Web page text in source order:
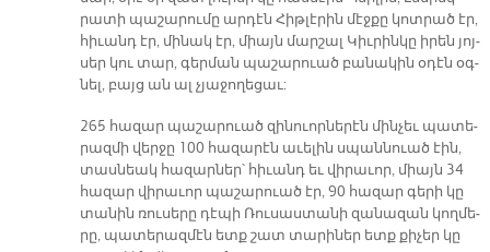
րա­տի պա­շա­րու­մը ար­դէն Հիթ­լէ­րին մէջ­քը կոտ­րած էր,
հի­ւանդ էր, մի­նակ էր, միայն մար­շալ Կիւ­րին­կը ի­րեն յոյ­
սեր կու տար, գեր­ման պա­շա­րուած բա­նա­կին օ­դէն օգ­
նել, բայց ան ալ չյա­ջո­ղե­ցաւ:
265 հա­զար պա­շա­րուած զի­նուոր­նե­րէն մին­չեւ պա­տե­
րազ­մի վեր­ջը 100 հա­զա­րէն ա­ւե­լին սպան­նուած էին,
տաս­նեակ հա­զար­ներ՝ հի­ւանդ եւ վի­րա­ւոր, միայն 34
հա­զար վի­րա­ւոր պա­շա­րուած էր, 90 հա­զար գե­րի կը
տա­նին ռու­սե­րը դէ­պի Ռու­սաս­տա­նի զա­նա­զան կող­մե­
րը, պա­տե­րազ­մէն ետք շատ տա­րի­ներ ետք քի­չեր կը